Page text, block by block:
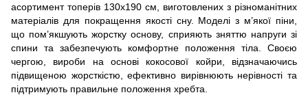
асортимент топерів 130х190 см, виготовлених з різноманітних
матеріалів для покращення якості сну. Моделі з м’якої піни,
що пом’якшують жорстку основу, сприяють зняттю напруги зі
спини та забезпечують комфортне положення тіла. Своєю
чергою, вироби на основі кокосової койри, відзначаючись
підвищеною жорсткістю, ефективно вирівнюють нерівності та
підтримують правильне положення хребта.